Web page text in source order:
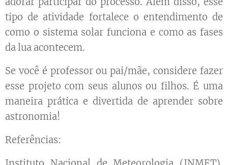
tipo de atividade fortalece o entendimento de
como o sistema solar funciona e como as fases
da lua acontecem.
Se você é professor ou pai/mãe, considere fazer
esse projeto com seus alunos ou filhos. É uma
maneira prática e divertida de aprender sobre
astronomia!
Referências: